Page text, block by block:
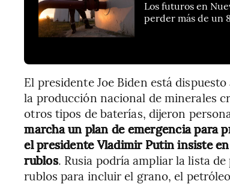
Los futuros en
perder más de un
El presidente Joe Biden está
la producción nacional de minerales
otros tipos de baterías, dijeron
marcha un plan de emergencia para
el presidente Vladimir Putin insiste
rublos. Rusia podría ampliar la lista
rublos para incluir el grano, el